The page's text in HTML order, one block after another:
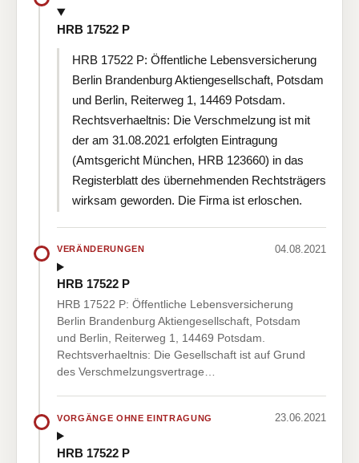
HRB 17522 P
HRB 17522 P: Öffentliche Lebensversicherung
Berlin Brandenburg Aktiengesellschaft, Potsdam
und Berlin, Reiterweg 1, 14469 Potsdam.
Rechtsverhaeltnis: Die Verschmelzung ist mit
der am 31.08.2021 erfolgten Eintragung
(Amtsgericht München, HRB 123660) in das
Registerblatt des übernehmenden Rechtsträgers
wirksam geworden. Die Firma ist erloschen.
VERÄNDERUNGEN 04.08.2021
HRB 17522 P
HRB 17522 P: Öffentliche Lebensversicherung
Berlin Brandenburg Aktiengesellschaft, Potsdam
und Berlin, Reiterweg 1, 14469 Potsdam.
Rechtsverhaeltnis: Die Gesellschaft ist auf Grund
des Verschmelzungsvertrage…
VORGÄNGE OHNE EINTRAGUNG 23.06.2021
HRB 17522 P